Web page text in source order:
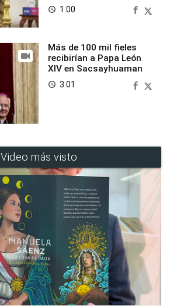
access_time 1:00
Más de 100 mil fieles
recibirían a Papa León
XIV en Sacsayhuaman
access_time 3:01
Video más visto